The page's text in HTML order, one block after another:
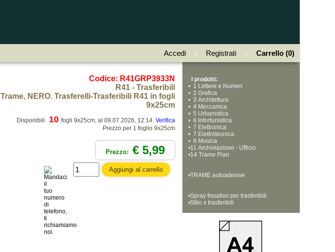
Accedi Registrati Carrello (0)
Codice: R41GRP3933N
R41 - Trasferibili
Trame, NERO. Trasferelli-Trasferibili R41 in fogli
9x25cm
Disponibili 10 fogli 9x25cm, al 09.07.2026, 12:14. Verifica
Prezzo per 1 foglio 9x25cm
Prezzo: € 5,99
I prodotti:
• 1 Lettere e Numeri
• 2 Grafica
• 3 Architettura
• 4 Meccanica
• 5 Urbanistica
• 6 Infortunistica
• 7 Elettronica
• 7 Elettrotecnica
• 8 Musica
•11 Archiviazione - Ufficio
•14 Trame Plan
•TRAME autoadesive
•Spray fissativo per trasferibili
•Stilo x trasferibili